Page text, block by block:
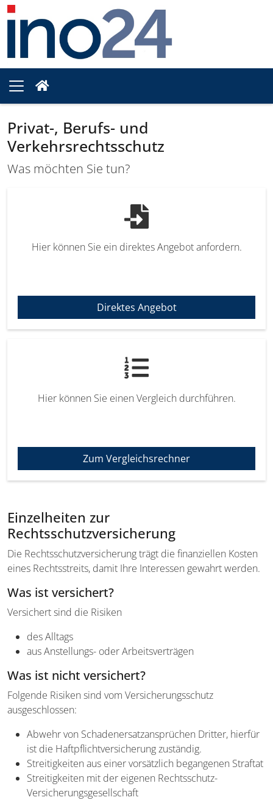
Privat-, Berufs- und
Verkehrsrechtsschutz
Was möchten Sie tun?
Hier können Sie ein direktes Angebot anfordern.
Direktes Angebot
Hier können Sie einen Vergleich durchführen.
Zum Vergleichsrechner
Einzelheiten zur
Rechtsschutzversicherung
Die Rechtsschutzversicherung trägt die finanziellen Kosten
eines Rechtsstreits, damit Ihre Interessen gewahrt werden.
Was ist versichert?
Versichert sind die Risiken
des Alltags
aus Anstellungs- oder Arbeitsverträgen
Was ist nicht versichert?
Folgende Risiken sind vom Versicherungsschutz
ausgeschlossen:
Abwehr von Schadenersatzansprüchen Dritter, hierfür
ist die Haftpflichtversicherung zuständig.
Streitigkeiten aus einer vorsätzlich begangenen Straftat
Streitigkeiten mit der eigenen Rechtsschutz-
Versicherungsgesellschaft